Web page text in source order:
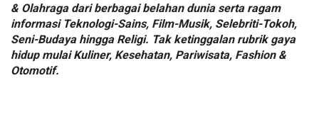
& Olahraga dari berbagai belahan dunia serta ragam
informasi Teknologi-Sains, Film-Musik, Selebriti-Tokoh,
Seni-Budaya hingga Religi. Tak ketinggalan rubrik gaya
hidup mulai Kuliner, Kesehatan, Pariwisata, Fashion &
Otomotif.